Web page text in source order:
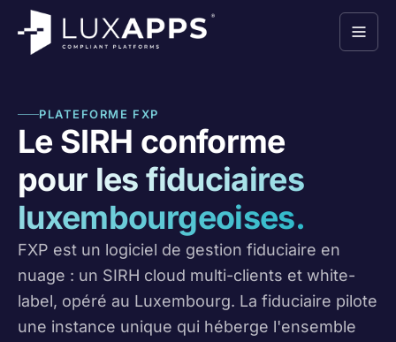
PLATEFORME FXP
Le SIRH conforme
pour les fiduciaires
luxembourgeoises.
FXP est un logiciel de gestion fiduciaire en
nuage : un SIRH cloud multi-clients et white-
label, opéré au Luxembourg. La fiduciaire pilote
une instance unique qui héberge l'ensemble